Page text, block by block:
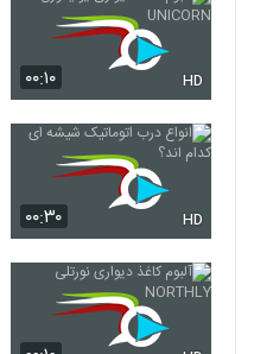
۰۰:۱۰ HD
۰۰:۳۰ HD